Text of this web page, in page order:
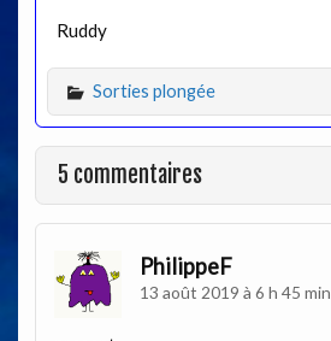
Ruddy
Sorties plongée
5 commentaires
PhilippeF
13 août 2019 à 6 h 45 min